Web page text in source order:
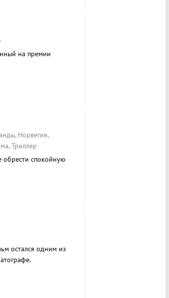
на премии
Норвегия,
Триллер
обрести спокойную
остался одним из